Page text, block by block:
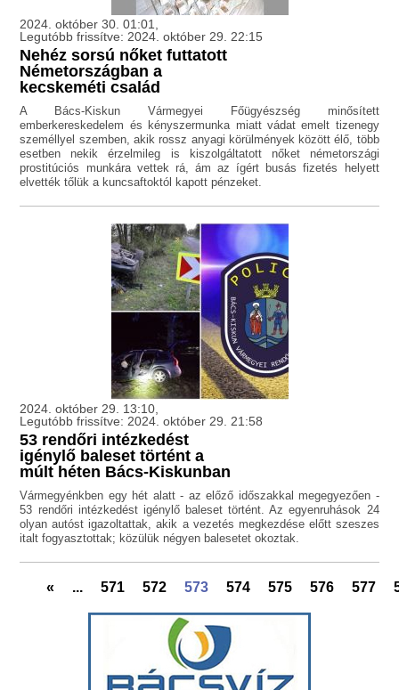
2024. október 30. 01:01,
Legutóbb frissítve: 2024. október 29. 22:15
Nehéz sorsú nőket futtatott
Németországban a
kecskeméti család
A Bács-Kiskun Vármegyei Főügyészség minősített
emberkereskedelem és kényszermunka miatt vádat emelt tizenegy
személlyel szemben, akik rossz anyagi körülmények között élő, több
esetben nekik érzelmileg is kiszolgáltatott nőket németországi
prostitúciós munkára vettek rá, ám az ígért busás fizetés helyett
elvették tőlük a kuncsaftoktól kapott pénzeket.
2024. október 29. 13:10,
Legutóbb frissítve: 2024. október 29. 21:58
53 rendőri intézkedést
igénylő baleset történt a
múlt héten Bács-Kiskunban
Vármegyénkben egy hét alatt - az előző időszakkal megegyezően -
53 rendőri intézkedést igénylő baleset történt. Az egyenruhások 24
olyan autóst igazoltattak, akik a vezetés megkezdése előtt szeszes
italt fogyasztottak; közülük négyen balesetet okoztak.
« ... 571 572 573 574 575 576 577